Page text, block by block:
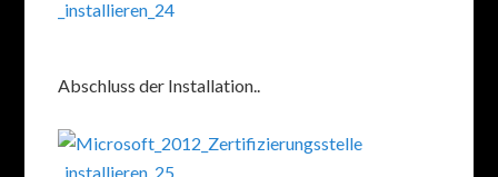
Abschluss der Installation..